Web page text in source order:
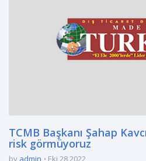
TCMB Başkanı Şahap
risk görmüyoruz
by admin Eki 28 2022